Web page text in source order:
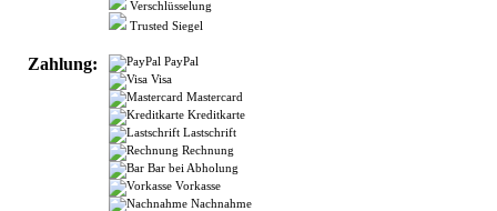
Verschlüsselung
Trusted Siegel
Zahlung:
PayPal
Visa
Mastercard
Kreditkarte
Lastschrift
Rechnung
Bar bei Abholung
Vorkasse
Nachnahme